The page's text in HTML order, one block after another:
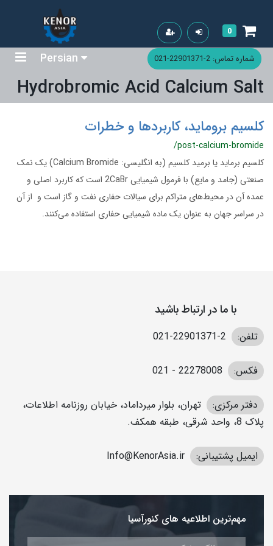
0
شماره تماس: 2-22901371-021 Persian
Hydrobromic Acid Calcium Salt
کلسیم بروماید، کاربردها و خطرات
/post-calcium-bromide
کلسیم برماید یا برمید کلسیم (به انگلیسی: Calcium Bromide) یک نمک
صنعتی (جامد و مایع) با فرمول شیمیایی 2CaBr است که کاربرد اصلی و
عمده آن در محيط‌های متراکم برای سیالات حفاری نفت و گاز است و از آن
در سراسر جهان به عنوان یک ماده شیمیایی حفاری استفاده می‌کنند.
با ما در ارتباط باشید
تلفن: 2-22901371-021
فکس: 22278008 - 021
دفتر مرکزی:
تهران، بلوار میرداماد، خیابان روزنامه اطلاعات،
پلاک 8، واحد شرقی، طبقه همکف.
ایمیل پشتیبانی: Info@KenorAsia.ir
مهم‌ترین اطلاعیه های کنورآسیا